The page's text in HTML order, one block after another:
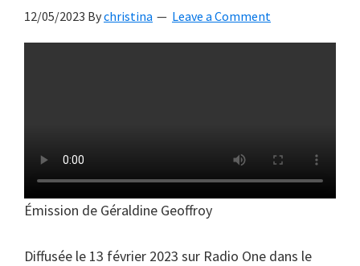
12/05/2023 Bychristina Leave a Comment
Émission de Géraldine Geoffroy
Diffusée le 13 février 2023 sur Radio One dans le